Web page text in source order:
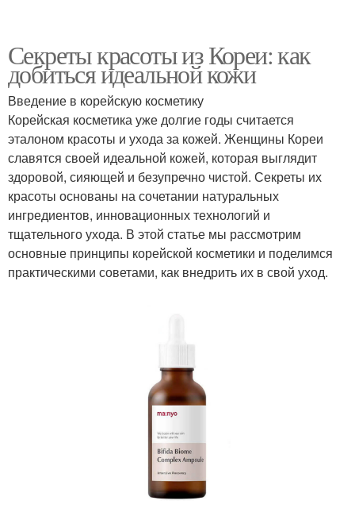
Секреты красоты из Кореи: как
добиться идеальной кожи
Введение в корейскую косметику
Корейская косметика уже долгие годы считается
эталоном красоты и ухода за кожей. Женщины Кореи
славятся своей идеальной кожей, которая выглядит
здоровой, сияющей и безупречно чистой. Секреты их
красоты основаны на сочетании натуральных
ингредиентов, инновационных технологий и
тщательного ухода. В этой статье мы рассмотрим
основные принципы корейской косметики и поделимся
практическими советами, как внедрить их в свой уход.